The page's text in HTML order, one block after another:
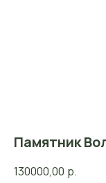
Памятник
130000,00 р.